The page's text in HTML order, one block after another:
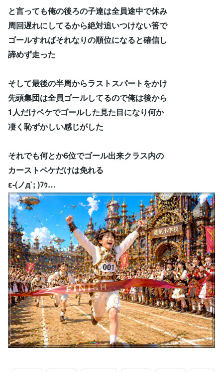
と言っても俺の後ろの子達は全員途中で休み
周回遅れにしてるから絶対追いつけない筈で
ゴールすればそれなりの順位になると確信し
諦めず走った
そして最後の半周からラストスパートをかけ
先頭集団は全員ゴールしてるので俺は後から
1人だけペケでゴールした見た目になり何か
凄く恥ずかしい感じがした
それでも何とか6位でゴール出来クラス内の
カーストペケだけは免れる
ε-(ノд`; )ﾌｩ…